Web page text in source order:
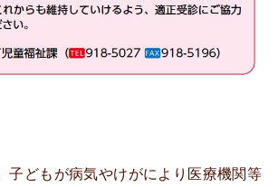
子どもが病気やけがにより医療機関等